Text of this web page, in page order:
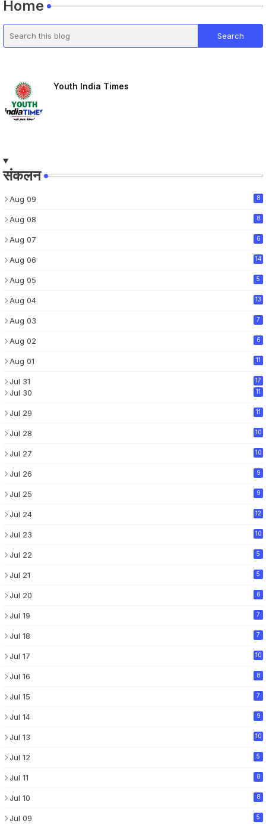
Home
Youth India Times
संकलन
Aug 09 8
Aug 08 8
Aug 07 6
Aug 06 14
Aug 05 5
Aug 04 13
Aug 03 7
Aug 02 6
Aug 01 11
Jul 31 17
Jul 30 11
Jul 29 11
Jul 28 10
Jul 27 10
Jul 26 9
Jul 25 9
Jul 24 12
Jul 23 10
Jul 22 5
Jul 21 5
Jul 20 6
Jul 19 7
Jul 18 7
Jul 17 10
Jul 16 8
Jul 15 7
Jul 14 9
Jul 13 10
Jul 12 5
Jul 11 8
Jul 10 8
Jul 09 5